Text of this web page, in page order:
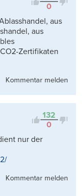
0
aus
aus
Zertifikaten
Kommentar melden
132
0
nur der
Kommentar melden